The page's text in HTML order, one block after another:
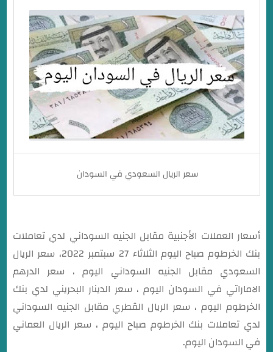
سعر الريال القطري مقابل الجنيه السوداني اليوم
سعر الريال العماني اليوم في السودان
سعر الريال السعودي في السودان
أسعار العملات الأجنبية مقابل الجنيه السوداني لدي تعاملات
بنك الخرطوم صباح اليوم الثلاثاء 27 سبتمبر 2022، سعر الريال
السعودي مقابل الجنيه السوداني اليوم ، سعر الدرهم
الاماراتي في السودان اليوم ، سعر الدينار البحريني لدي بنك
الخرطوم اليوم ، سعر الريال القطري مقابل الجنيه السوداني
لدي تعاملات بنك الخرطوم صباح اليوم ، سعر الريال العماني
في السودان اليوم.